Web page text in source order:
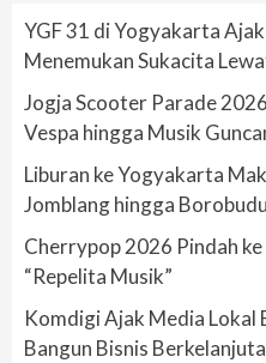
YGF 31 di Yogyakarta
Menemukan Sukacita
Jogja Scooter Parade
Vespa hingga Musik
Liburan ke Yogyakarta
Jomblang hingga
Cherrypop 2026 Pindah
“Repelita Musik”
Komdigi Ajak Media
Bangun Bisnis